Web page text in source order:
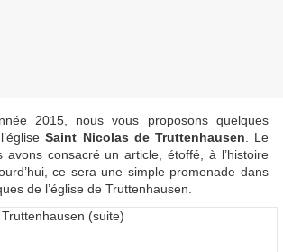
2015, nous vous proposons quelques
Saint Nicolas de Truttenhausen . Le
avons consacré un article, étoffé, à l’histoire
ce sera une simple promenade dans
de l’église de Truttenhausen.